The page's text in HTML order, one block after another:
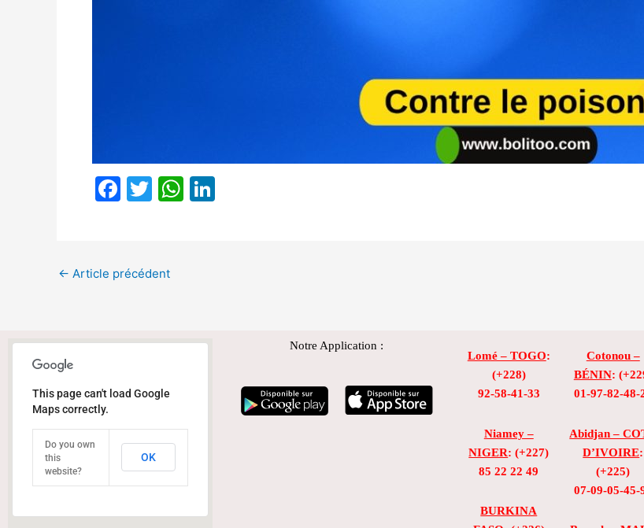
F
e
o
T
er
W
p
← Article précédent
This page can't load Google
Maps correctly.
Do you own
this
website?
OK
Notre Application :
Lomé – TOGO:
(+228)
92-58-41-33
Niamey –
NIGER: (+227)
85 22 22 49
BURKINA
Cotonou –
BÉNIN:
01-97-82-48-
Abidjan –
D’IVOIRE:
(+225)
07-09-05-45-